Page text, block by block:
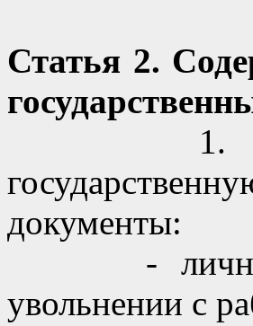
Статья 2.
1. В
документы:
- личное
увольнении с